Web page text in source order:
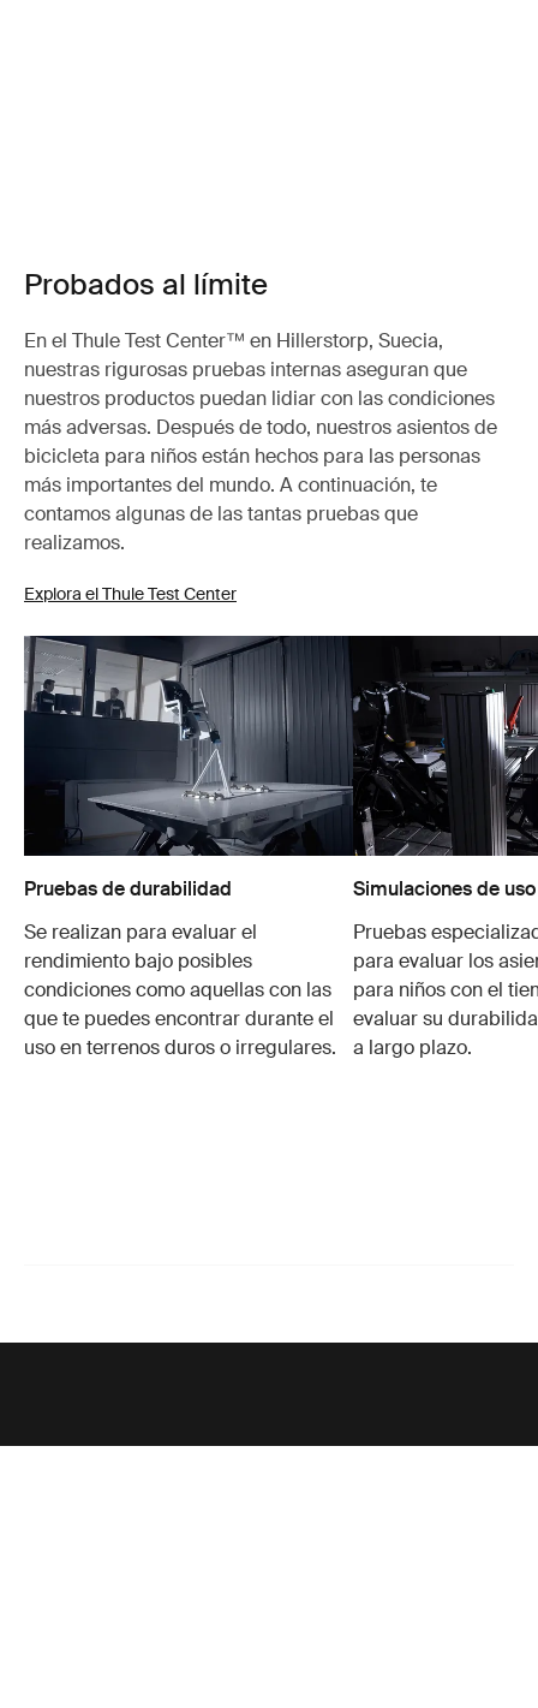
Probados al límite
En el Thule Test Center™ en Hillerstorp, Suecia,
nuestras rigurosas pruebas internas aseguran que
nuestros productos puedan lidiar con las condiciones
más adversas. Después de todo, nuestros asientos de
bicicleta para niños están hechos para las personas
más importantes del mundo. A continuación, te
contamos algunas de las tantas pruebas que
realizamos.
Explora el Thule Test Center
Pruebas de durabilidad
Se realizan para evaluar el
rendimiento bajo posibles
condiciones como aquellas con las
que te puedes encontrar durante el
uso en terrenos duros o irregulares.
Simulaciones de
Pruebas
para evaluar los
para niños con el
evaluar su
a largo plazo.